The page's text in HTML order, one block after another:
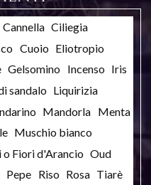
Cannella Ciliegia
Cuoio Eliotropio
Gelsomino Incenso Iris
sandalo Liquirizia
Mandorla Menta
Muschio bianco
o Fiori d'Arancio Oud
Pepe Riso Rosa Tiarè